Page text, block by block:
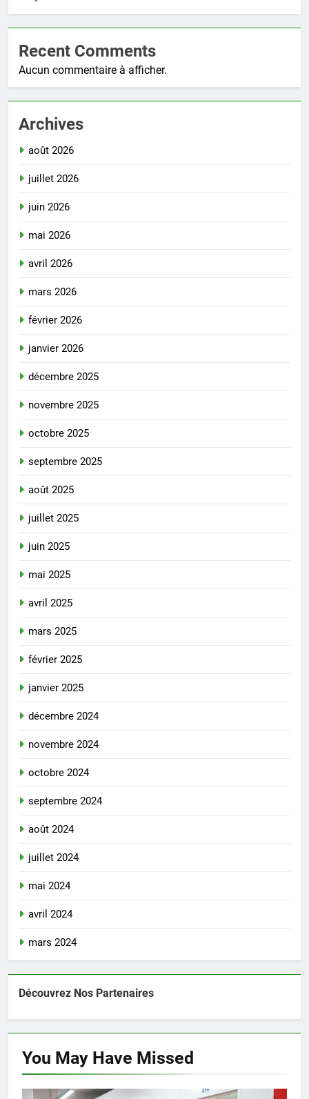
Recent Comments
Aucun commentaire à afficher.
Archives
août 2026
juillet 2026
juin 2026
mai 2026
avril 2026
mars 2026
février 2026
janvier 2026
décembre 2025
novembre 2025
octobre 2025
septembre 2025
août 2025
juillet 2025
juin 2025
mai 2025
avril 2025
mars 2025
février 2025
janvier 2025
décembre 2024
novembre 2024
octobre 2024
septembre 2024
août 2024
juillet 2024
mai 2024
avril 2024
mars 2024
Découvrez Nos Partenaires
You May Have Missed